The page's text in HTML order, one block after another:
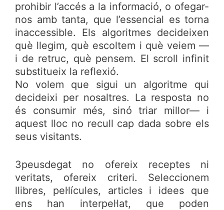
prohibir l’accés a la informació, o ofegar-
nos amb tanta, que l’essencial es torna
inaccessible. Els algoritmes decideixen
què llegim, què escoltem i què veiem —
i de retruc, què pensem. El scroll infinit
substitueix la reflexió.
No volem que sigui un algoritme qui
decideixi per nosaltres. La resposta no
és consumir més, sinó triar millor— i
aquest lloc no recull cap dada sobre els
seus visitants.
3peusdegat no ofereix receptes ni
veritats, ofereix criteri. Seleccionem
llibres, pel·lícules, articles i idees que
ens han interpel·lat, que poden